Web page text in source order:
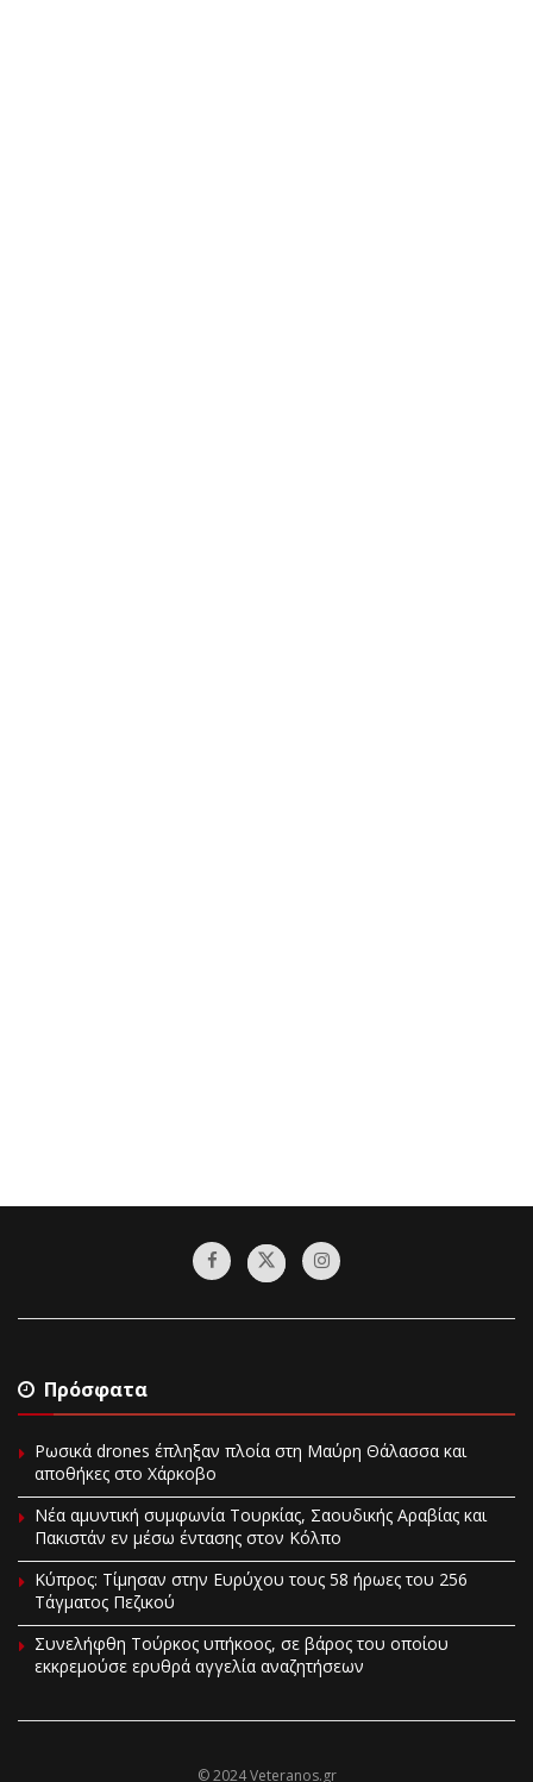
Πρόσφατα
Ρωσικά drones έπληξαν πλοία στη Μαύρη Θάλασσα και
αποθήκες στο Χάρκοβο
Νέα αμυντική συμφωνία Τουρκίας, Σαουδικής Αραβίας και
Πακιστάν εν μέσω έντασης στον Κόλπο
Κύπρος: Τίμησαν στην Ευρύχου τους 58 ήρωες του 256
Τάγματος Πεζικού
Συνελήφθη Τούρκος υπήκοος, σε βάρος του οποίου
εκκρεμούσε ερυθρά αγγελία αναζητήσεων
© 2024 Veteranos.gr